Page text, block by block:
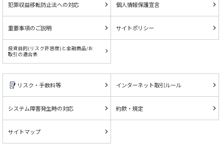
犯罪収益移転防止法への対応 個人情報保護宣言
重要事項のご説明 サイトポリシー
投資目的(リスク許容度)と金融商品/お
取引の適合表
リスク・手数料等 インターネット取引ルール
システム障害発生時の対応 約款・規定
サイトマップ